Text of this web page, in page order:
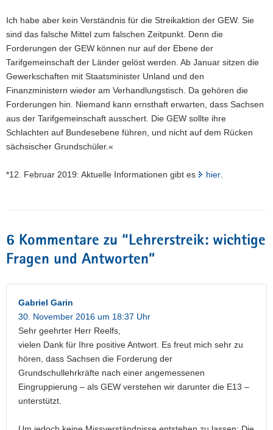
Ich habe aber kein Verständnis für die Streikaktion der GEW. Sie
sind das falsche Mittel zum falschen Zeitpunkt. Denn die
Forderungen der GEW können nur auf der Ebene der
Tarifgemeinschaft der Länder gelöst werden. Ab Januar sitzen die
Gewerkschaften mit Staatsminister Unland und den
Finanzministern wieder am Verhandlungstisch. Da gehören die
Forderungen hin. Niemand kann ernsthaft erwarten, dass Sachsen
aus der Tarifgemeinschaft ausschert. Die GEW sollte ihre
Schlachten auf Bundesebene führen, und nicht auf dem Rücken
sächsischer Grundschüler.«
*12. Februar 2019: Aktuelle Informationen gibt es hier
6 Kommentare zu “Lehrerstreik: wichtige
Fragen und Antworten”
Gabriel Garin
30. November 2016 um 18:37 Uhr
Sehr geehrter Herr Reelfs,
vielen Dank für Ihre positive Antwort. Es freut mich sehr zu
hören, dass Sachsen die Forderung der
Grundschullehrkräfte nach einer angemessenen
Eingruppierung – als GEW verstehen wir darunter die E13 –
unterstützt.